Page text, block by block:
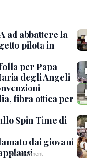
ad abbattere la
pilota in
per Papa
degli Angeli
fibra ottica per
Spin Time di
dai giovani